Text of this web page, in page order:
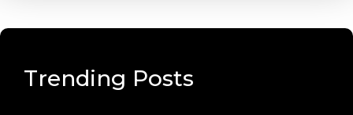
Trending Posts